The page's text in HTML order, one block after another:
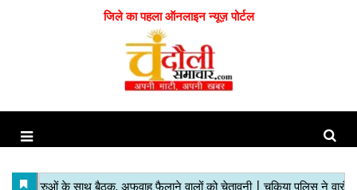
जिले का पहला ऑनलाइन न्यूज़ पोर्टल